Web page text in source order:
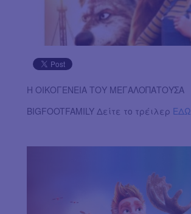
Η ΟΙΚΟΓΕΝΕΙΑ ΤΟΥ ΜΕΓΑΛΟΠΑΤΟΥΣΑ
BIGFOOTFAMILY Δείτε το τρέιλερ ΕΔΩ